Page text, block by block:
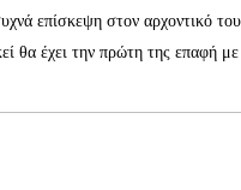
επίσκεψη στον αρχοντικό
θα έχει την πρώτη της επαφή με